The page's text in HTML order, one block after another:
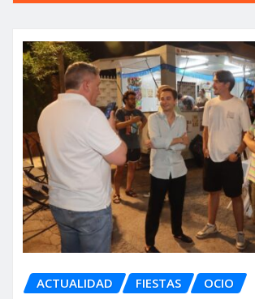
ACTUALIDAD FIESTAS OCIO